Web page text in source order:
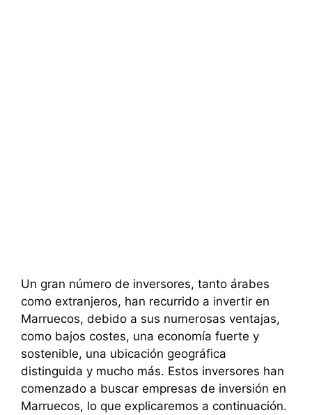
Un gran número de inversores, tanto árabes
como extranjeros, han recurrido a invertir en
Marruecos, debido a sus numerosas ventajas,
como bajos costes, una economía fuerte y
sostenible, una ubicación geográfica
distinguida y mucho más. Estos inversores han
comenzado a buscar empresas de inversión en
Marruecos, lo que explicaremos a continuación.